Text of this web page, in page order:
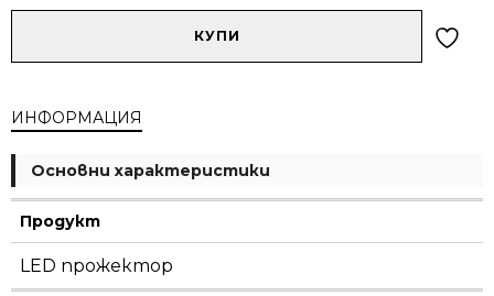
прожектор
магнитно
осветление
Lumines
LUM-
КУПИ
ИНФОРМАЦИЯ
Основни характеристики
Продукт
LED прожектор